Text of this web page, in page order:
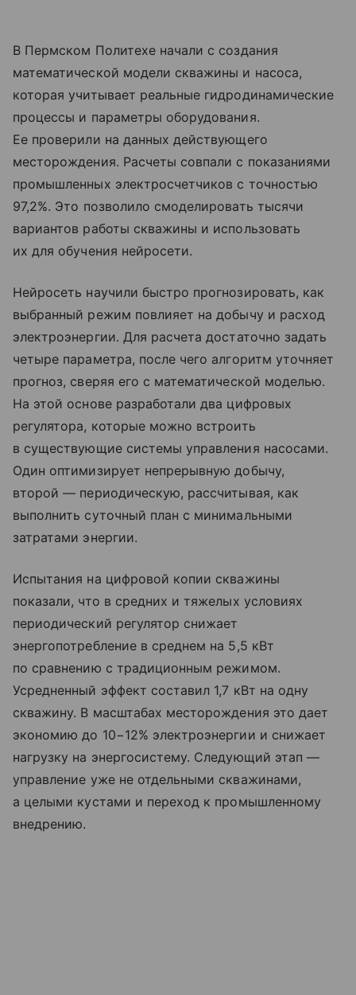
В Пермском Политехе начали с создания
математической модели скважины и насоса,
которая учитывает реальные гидродинамические
процессы и параметры оборудования.
Ее проверили на данных действующего
месторождения. Расчеты совпали с показаниями
промышленных электросчетчиков с точностью
97,2%. Это позволило смоделировать тысячи
вариантов работы скважины и использовать
их для обучения нейросети.
Нейросеть научили быстро прогнозировать, как
выбранный режим повлияет на добычу и расход
электроэнергии. Для расчета достаточно задать
четыре параметра, после чего алгоритм уточняет
прогноз, сверяя его с математической моделью.
На этой основе разработали два цифровых
регулятора, которые можно встроить
в существующие системы управления насосами.
Один оптимизирует непрерывную добычу,
второй — периодическую, рассчитывая, как
выполнить суточный план с минимальными
затратами энергии.
Испытания на цифровой копии скважины
показали, что в средних и тяжелых условиях
периодический регулятор снижает
энергопотребление в среднем на 5,5 кВт
по сравнению с традиционным режимом.
Усредненный эффект составил 1,7 кВт на одну
скважину. В масштабах месторождения это дает
экономию до 10−12% электроэнергии и снижает
нагрузку на энергосистему. Следующий этап —
управление уже не отдельными скважинами,
а целыми кустами и переход к промышленному
внедрению.